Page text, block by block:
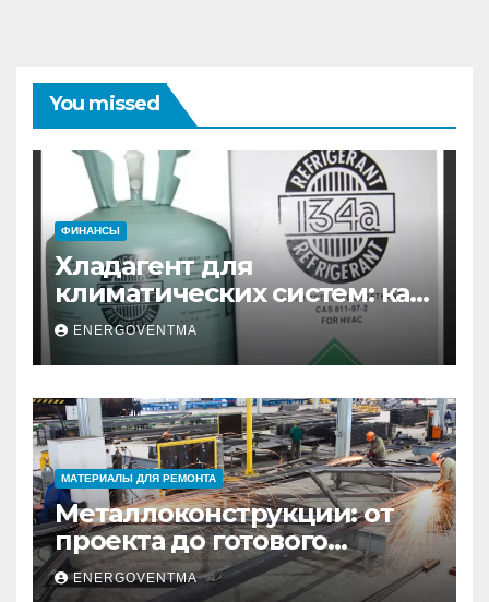
You missed
ФИНАНСЫ
Хладагент для
климатических систем: как
выбрать и купить фреон в
Санкт-Петербурге
ENERGOVENTMA
МАТЕРИАЛЫ ДЛЯ РЕМОНТА
Металлоконструкции: от
проекта до готового
изделия – полный
практический гид
ENERGOVENTMA